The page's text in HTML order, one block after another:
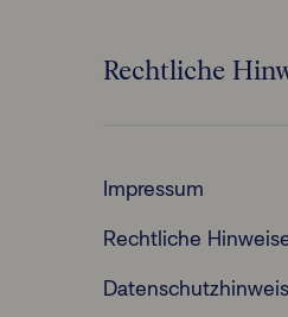
Rechtliche
Impressum
Rechtliche